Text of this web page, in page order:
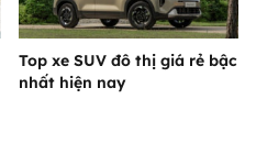
Top xe SUV đô thị giá rẻ bậc
nhất hiện nay